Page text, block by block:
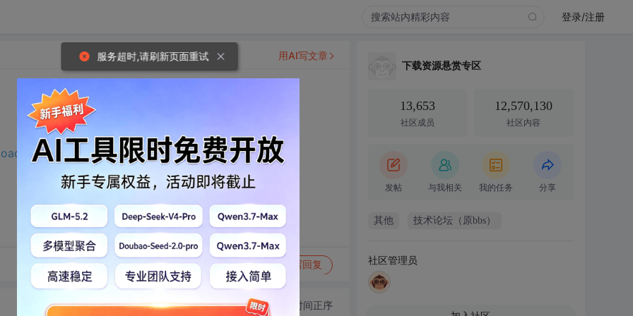
登录/注册
download/m0_65191343/75630578?
转发到动态 举报 写回复
用AI写文章
切换为时间正序
下载资源悬赏专区
13,653
社区成员
12,570,130
社区内容
发帖 与我相关 我的任务 分享
其他 技术论坛（原bbs）
社区管理员
服务超时,请刷新页面重试